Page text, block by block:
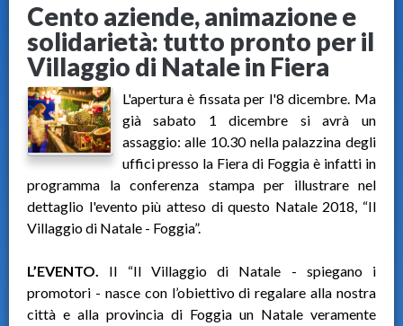
Cento aziende, animazione e
solidarietà: tutto pronto per il
Villaggio di Natale in Fiera
L'apertura è fissata per l'8 dicembre. Ma
già sabato 1 dicembre si avrà un
assaggio: alle 10.30 nella palazzina degli
uffici presso la Fiera di Foggia è infatti in
programma la conferenza stampa per illustrare nel
dettaglio l'evento più atteso di questo Natale 2018, “Il
Villaggio di Natale - Foggia”.
L’EVENTO. Il “Il Villaggio di Natale - spiegano i
promotori - nasce con l’obiettivo di regalare alla nostra
città e alla provincia di Foggia un Natale veramente